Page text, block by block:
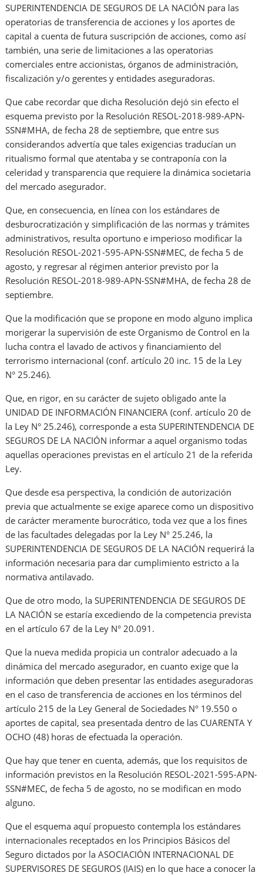
SUPERINTENDENCIA DE SEGUROS DE LA NACIÓN para las
operatorias de transferencia de acciones y los aportes de
capital a cuenta de futura suscripción de acciones, como así
también, una serie de limitaciones a las operatorias
comerciales entre accionistas, órganos de administración,
fiscalización y/o gerentes y entidades aseguradoras.
Que cabe recordar que dicha Resolución dejó sin efecto el
esquema previsto por la Resolución RESOL-2018-989-APN-
SSN#MHA, de fecha 28 de septiembre, que entre sus
considerandos advertía que tales exigencias traducían un
ritualismo formal que atentaba y se contraponía con la
celeridad y transparencia que requiere la dinámica societaria
del mercado asegurador.
Que, en consecuencia, en línea con los estándares de
desburocratización y simplificación de las normas y trámites
administrativos, resulta oportuno e imperioso modificar la
Resolución RESOL-2021-595-APN-SSN#MEC, de fecha 5 de
agosto, y regresar al régimen anterior previsto por la
Resolución RESOL-2018-989-APN-SSN#MHA, de fecha 28 de
septiembre.
Que la modificación que se propone en modo alguno implica
morigerar la supervisión de este Organismo de Control en la
lucha contra el lavado de activos y financiamiento del
terrorismo internacional (conf. artículo 20 inc. 15 de la Ley
N° 25.246).
Que, en rigor, en su carácter de sujeto obligado ante la
UNIDAD DE INFORMACIÓN FINANCIERA (conf. artículo 20 de
la Ley N° 25.246), corresponde a esta SUPERINTENDENCIA DE
SEGUROS DE LA NACIÓN informar a aquel organismo todas
aquellas operaciones previstas en el artículo 21 de la referida
Ley.
Que desde esa perspectiva, la condición de autorización
previa que actualmente se exige aparece como un dispositivo
de carácter meramente burocrático, toda vez que a los fines
de las facultades delegadas por la Ley N° 25.246, la
SUPERINTENDENCIA DE SEGUROS DE LA NACIÓN requerirá la
información necesaria para dar cumplimiento estricto a la
normativa antilavado.
Que de otro modo, la SUPERINTENDENCIA DE SEGUROS DE
LA NACIÓN se estaría excediendo de la competencia prevista
en el artículo 67 de la Ley N° 20.091.
Que la nueva medida propicia un contralor adecuado a la
dinámica del mercado asegurador, en cuanto exige que la
información que deben presentar las entidades aseguradoras
en el caso de transferencia de acciones en los términos del
artículo 215 de la Ley General de Sociedades N° 19.550 o
aportes de capital, sea presentada dentro de las CUARENTA Y
OCHO (48) horas de efectuada la operación.
Que hay que tener en cuenta, además, que los requisitos de
información previstos en la Resolución RESOL-2021-595-APN-
SSN#MEC, de fecha 5 de agosto, no se modifican en modo
alguno.
Que el esquema aquí propuesto contempla los estándares
internacionales receptados en los Principios Básicos del
Seguro dictados por la ASOCIACIÓN INTERNACIONAL DE
SUPERVISORES DE SEGUROS (IAIS) en lo que hace a conocer la